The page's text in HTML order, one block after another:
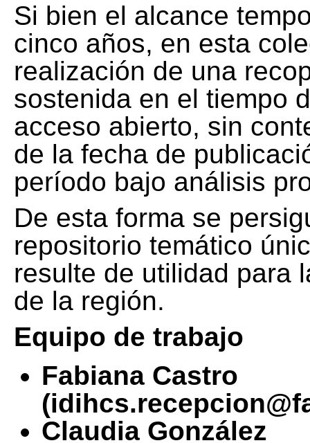
Si bien el alcance
cinco años, en esta
realización de una
sostenida en el tiempo
acceso abierto, sin
de la fecha de
período bajo análisis
De esta forma se
repositorio temático
resulte de utilidad para
de la región.
Equipo de trabajo
Fabiana Castro
Claudia González